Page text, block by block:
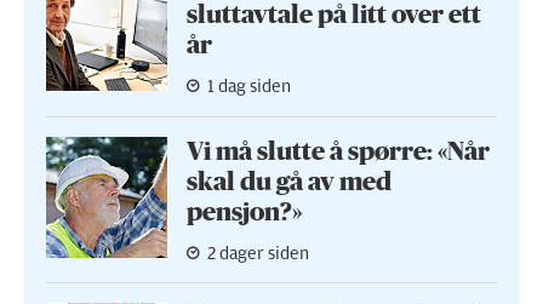
sluttavtale på litt over ett
år
1 dag siden
Vi må slutte å spørre: «Når
skal du gå av med
pensjon?»
2 dager siden